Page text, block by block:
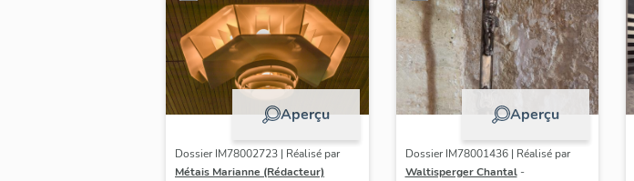
Aperçu
Dossier IM78002723 | Réalisé par
Métais Marianne (Rédacteur)
Aperçu
Dossier IM78001436 | Réalisé par
Waltisperger Chantal -